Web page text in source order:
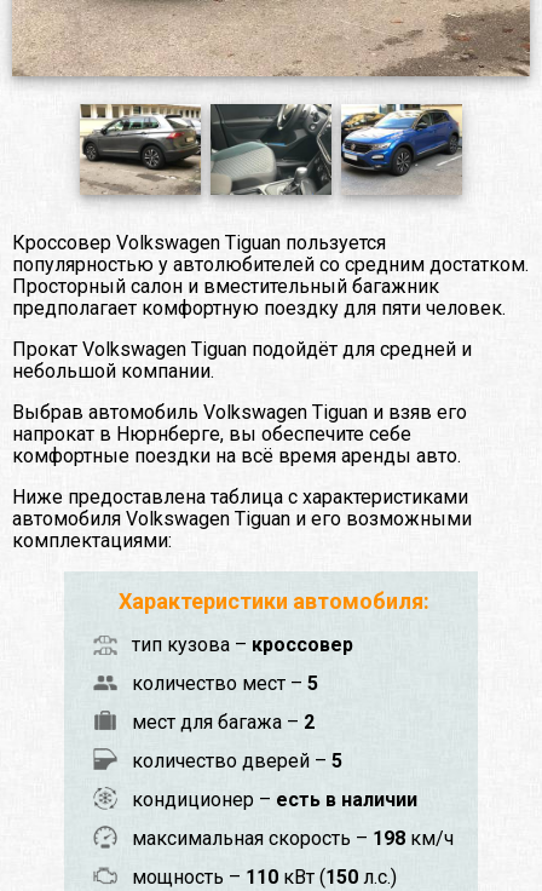
Кроссовер Volkswagen Tiguan пользуется
популярностью у автолюбителей со средним достатком.
Просторный салон и вместительный багажник
предполагает комфортную поездку для пяти человек.
Прокат Volkswagen Tiguan подойдёт для средней и
небольшой компании.
Выбрав автомобиль Volkswagen Tiguan и взяв его
напрокат в Нюрнберге, вы обеспечите себе
комфортные поездки на всё время аренды авто.
Ниже предоставлена таблица с характеристиками
автомобиля Volkswagen Tiguan и его возможными
комплектациями:
Характеристики автомобиля:
тип кузова – кроссовер
количество мест – 5
мест для багажа – 2
количество дверей – 5
кондиционер – есть в наличии
максимальная скорость – 198 км/ч
мощность – 110 кВт (150 л.с.)